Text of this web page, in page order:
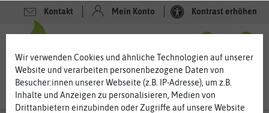
Kontakt Mein Konto Kontrast erhöhen
Wir verwenden Cookies und ähnliche Technologien auf unserer
Website und verarbeiten personenbezogene Daten von
Besucher:innen unserer Webseite (z.B. IP-Adresse), um z.B.
Inhalte und Anzeigen zu personalisieren, Medien von
Drittanbietern einzubinden oder Zugriffe auf unsere Website